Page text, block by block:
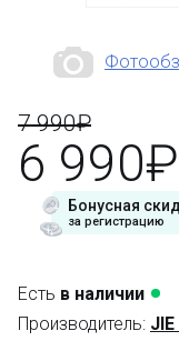
7 990₽
6 990₽
Бонусная
за регистрацию
Есть в наличии
Производитель: